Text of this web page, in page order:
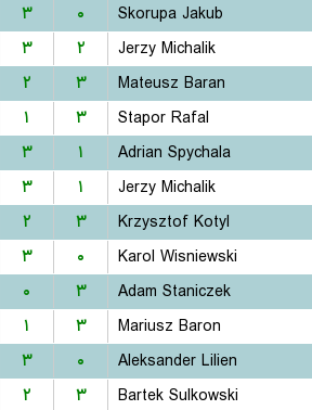
۳ ۰ Skorupa Jakub
۳ ۲ Jerzy Michalik
۲ ۳ Mateusz Baran
۱ ۳ Stapor Rafal
۳ ۱ Adrian Spychala
۳ ۱ Jerzy Michalik
۲ ۳ Krzysztof Kotyl
۳ ۰ Karol Wisniewski
۰ ۳ Adam Staniczek
۱ ۳ Mariusz Baron
۳ ۰ Aleksander Lilien
۲ ۳ Bartek Sulkowski